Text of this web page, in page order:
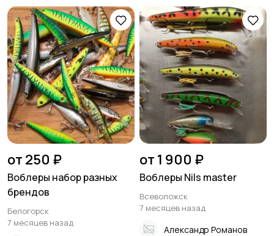
от 250 ₽
Воблеры набор разных
брендов
Белогорск
7 месяцев назад
от 1 900 ₽
Воблеры Nils master
Всеволожск
7 месяцев назад
Александр Романов